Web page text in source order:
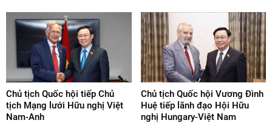
Chủ tịch Quốc hội tiếp Chủ
tịch Mạng lưới Hữu nghị Việt
Nam-Anh
Chủ tịch Quốc hội Vương Đình
Huệ tiếp lãnh đạo Hội Hữu
nghị Hungary-Việt Nam